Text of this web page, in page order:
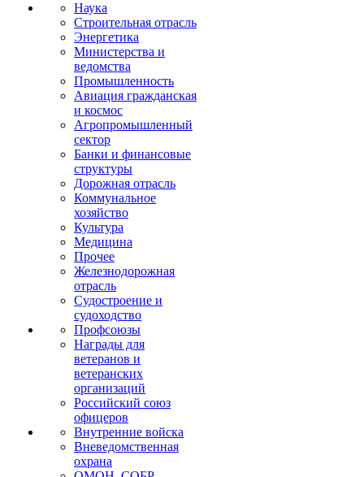
Наука
Строительная отрасль
Энергетика
Министерства и
ведомства
Промышленность
Авиация гражданская
и космос
Агропромышленный
сектор
Банки и финансовые
структуры
Дорожная отрасль
Коммунальное
хозяйство
Культура
Медицина
Прочее
Железнодорожная
отрасль
Судостроение и
судоходство
Профсоюзы
Награды для
ветеранов и
ветеранских
организаций
Российский союз
офицеров
Внутренние войска
Вневедомственная
охрана